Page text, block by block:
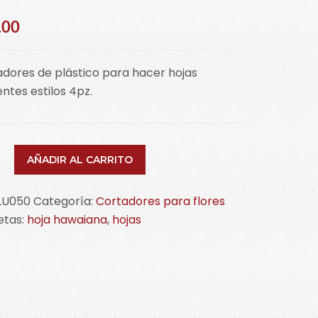
de plástico para hacer hojas
estilos 4pz.
AÑADIR AL CARRITO
Categoría:Cortadores para flores
hoja hawaiana, hojas